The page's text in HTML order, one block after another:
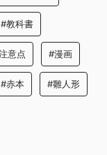
#教科書
意点 #漫画
#赤本 #雛人形